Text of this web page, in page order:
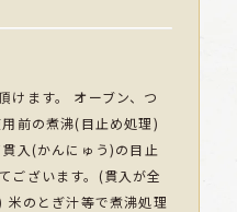
けます。 オーブン、つ
前の煮沸(目止め処理)
入(かんにゅう)の目止
ございます。(貫入が全
米のとぎ汁等で煮沸処理